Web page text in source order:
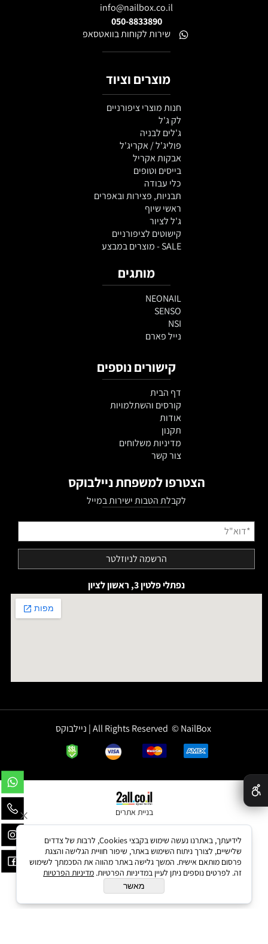
info@nailbox.co.il
050-8833890
שירות לקוחות בוואטסאפ
מוצרים וציוד
חנות מוצרי ציפורניים
לק ג'ל
ג'לים לבניה
פוליג'ל / אקריג'ל
אבקות אקריל
בייסים וטופים
כלי עבודה
תבניות, פצירות ובאפרים
ראשי שיוף
ג'ל לציור
קישוטים לציפורניים
SALE - מוצרים במבצע
מותגים
NEONAIL
SENSO
NSI
נייל פארם
קישורים נוספים
דף הבית
קורסים והשתלמויות
אודות
תקנון
מדיניות משלוחים
צור קשר
הצטרפו למשפחת ניילבוקס
לקבלת הטבות ישירות במייל
נפתלי פלטין 3, ראשון לציון
All Rights Reserved © NailBox | ניילבוקס
בניית אתרים
לידיעתך, באתרנו נעשה שימוש בקבצי Cookies, לרבות של צדדים
שלישיים, לצורך ניתוח השימוש באתר, שיפור חוויית הגלישה והצגת
פרסום מותאם אישית. המשך גלישה באתר מהווה את הסכמתך לשימוש
זה. לפרטים נוספים ניתן לעיין במדיניות הפרטיות. מדיניות הפרטיות
מאשר